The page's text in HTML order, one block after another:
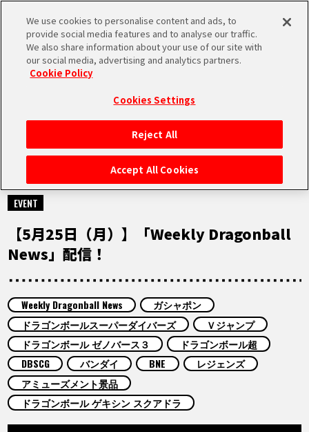
MEN
HOME
NEWS
RANKING
MOVIE
COLUMNS
ABOUT
LANGUAGE
MOVIE
2026.05.25
EVENT
【5月25日（月）】「Weekly Dragonball
News」配信！
Weekly Dragonball News
ガシャポン
ドラゴンボールスーパーダイバーズ
Ｖジャンプ
ドラゴンボール ゼノバース３
ドラゴンボール超
DBSCG
バンダイ BNE
レジェンズ
アミューズメント景品
ドラゴンボール ゲキシン スクアドラ
We use cookies to personalise content and ads, to
provide social media features and to analyse our traffic.
We also share information about your use of our site with
our social media, advertising and analytics partners.
Cookie Policy
Cookies Settings
Reject All
Accept All Cookies